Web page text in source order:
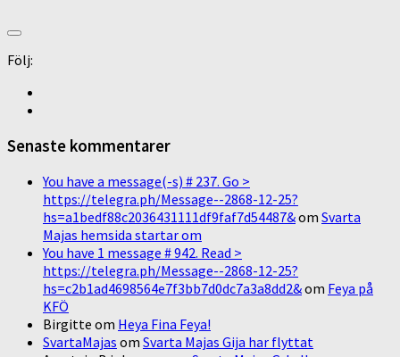
Följ:
Senaste kommentarer
You have a message(-s) # 237. Go >
https://telegra.ph/Message--2868-12-25?
hs=a1bedf88c2036431111df9faf7d54487&om Svarta
Majas hemsida startar om
You have 1 message # 942. Read >
https://telegra.ph/Message--2868-12-25?
hs=c2b1ad4698564e7f3bb7d0dc7a3a8dd2&om Feya på
KFÖ
Birgitte om Heya Fina Feya!
SvartaMajas om Svarta Majas Gija har flyttat